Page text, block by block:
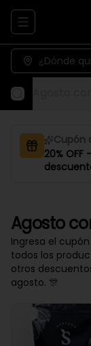
Abrir menu
¿Dónde
Cupón
20%
Agosto
Ingresa el
todos los
otros
agosto. 🎊